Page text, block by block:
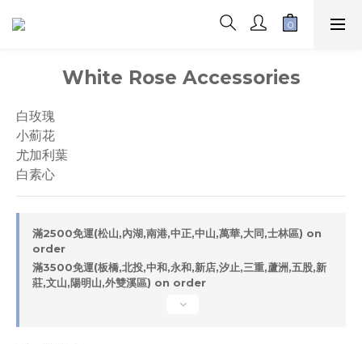
White Rose Accessories
白玫瑰
小薊花
尤加利葉
白素心
滿2500免運(松山,內湖,南港,中正,中山,萬華,大同,士林區) on
order
滿3500免運(板橋,北投,中和,永和,新店,汐止,三重,蘆洲,五股,新
莊,文山,陽明山,外雙溪區) on order